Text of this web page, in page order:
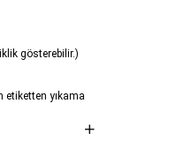
gösterebilir.)
etiketten yıkama